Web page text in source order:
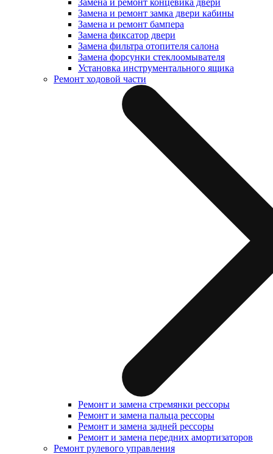
Замена и ремонт концевика двери
Замена и ремонт замка двери кабины
Замена и ремонт бампера
Замена фиксатор двери
Замена фильтра отопителя салона
Замена форсунки стеклоомывателя
Установка инструментального ящика
Ремонт ходовой части
Ремонт и замена стремянки рессоры
Ремонт и замена пальца рессоры
Ремонт и замена задней рессоры
Ремонт и замена передних амортизаторов
Ремонт рулевого управления